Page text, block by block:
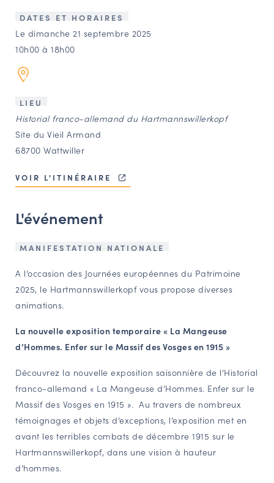
CONTACT
Agenda
Annuaire
Ressources
BOURSE D’ÉCHANGE
CARTES DES NAUDIN
Espace acteurs
NAVIGATION FILTRÉE « ACTEURS »
PORTAIL CULTURE
Service Inventaire et Patrimoines de la Région Grand Est
VOUS ÊTES…
Amateurs d’histoire et de patrimoine
Responsables de structures
DATES ET HORAIRES
Le dimanche 21 septembre 2025
10h00 à 18h00
LIEU
Historial franco-allemand du Hartmannswillerkopf
Site du Vieil Armand
68700 Wattwiller
VOIR L'ITINÉRAIRE
L'événement
MANIFESTATION NATIONALE
A l’occasion des Journées européennes du Patrimoine
2025, le Hartmannswillerkopf vous propose diverses
animations.
La nouvelle exposition temporaire « La Mangeuse
d’Hommes. Enfer sur le Massif des Vosges en 1915 »
Découvrez la nouvelle exposition saisonnière de l’Historial
franco-allemand « La Mangeuse d’Hommes. Enfer sur le
Massif des Vosges en 1915 ». Au travers de nombreux
témoignages et objets d’exceptions, l’exposition met en
avant les terribles combats de décembre 1915 sur le
Hartmannswillerkopf, dans une vision à hauteur
d’hommes.